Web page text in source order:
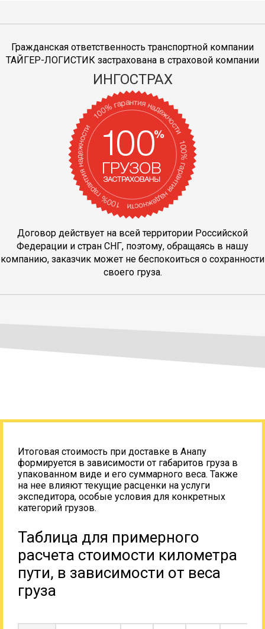
Гражданская ответственность транспортной компании
ТАЙГЕР-ЛОГИСТИК застрахована в страховой компании
ИНГОСТРАХ
Договор действует на всей территории Российской
Федерации и стран СНГ, поэтому, обращаясь в нашу
компанию, заказчик может не беспокоиться о сохранности
своего груза.
Итоговая стоимость при доставке в Анапу
формируется в зависимости от габаритов груза в
упакованном виде и его суммарного веса. Также
на нее влияют текущие расценки на услуги
экспедитора, особые условия для конкретных
категорий грузов.
Таблица для примерного
расчета стоимости километра
пути, в зависимости от веса
груза